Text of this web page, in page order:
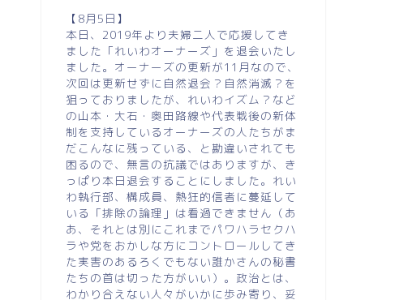
【8月5日】
本日、2019年より夫婦二人で応援してき
ました「れいわオーナーズ」を退会いたし
ました。オーナーズの更新が11月なので、
次回は更新せずに自然退会？自然消滅？を
狙っておりましたが、れいわイズム？など
の山本・大石・奥田路線や代表戦後の新体
制を支持しているオーナーズの人たちがま
だこんなに残っている、と勘違いされても
困るので、無言の抗議ではありますが、き
っぱり本日退会することにしました。れい
わ執行部、構成員、熱狂的信者に蔓延して
いる「排除の論理」は看過できません（あ
あ、それとは別にこれまでパワハラセクハ
ラや党をおかしな方にコントロールしてき
た実害のあるろくでもない誰かさんの秘書
たちの首は切った方がいい）。政治とは、
わかり合えない人々がいかに歩み寄り、妥